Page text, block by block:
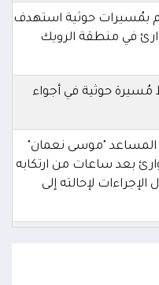
بمُسيرات حوثية استهدف
في منطقة الرويك
مُسيرة حوثية في أجواء
"موسى نعمان"
بعد ساعات من ارتكابه
لإحالته إلى
في لحج والضالع